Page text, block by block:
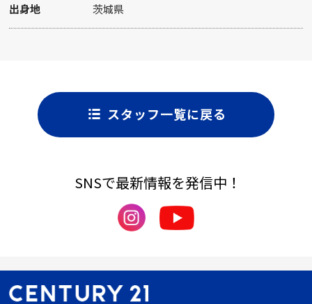
出身地 茨城県
スタッフ一覧に戻る
SNSで最新情報を発信中！